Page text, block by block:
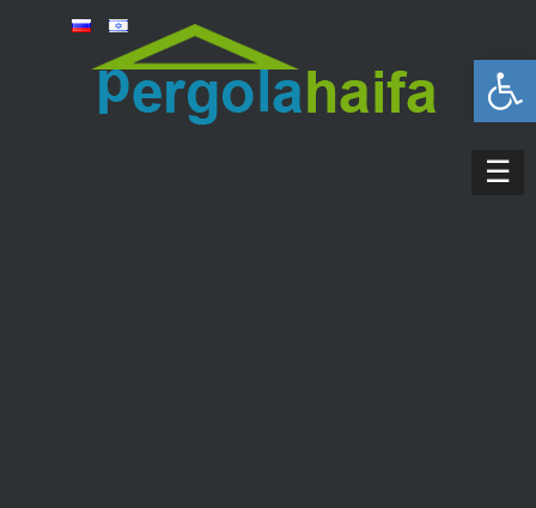
פתח סרגל נגישות
☰